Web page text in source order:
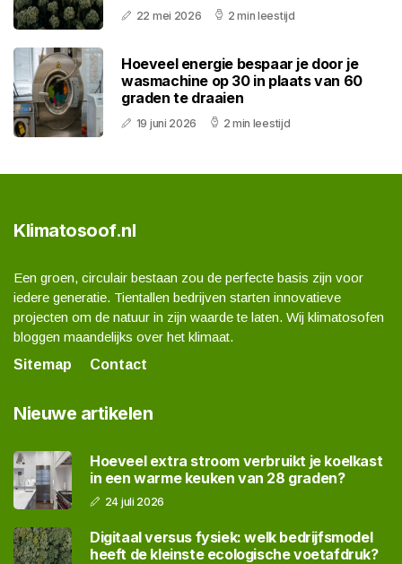
22 mei 2026 2 min leestijd
Hoeveel energie bespaar je door je
wasmachine op 30 in plaats van 60
graden te draaien
19 juni 2026 2 min leestijd
Klimatosoof.nl
Een groen, circulair bestaan zou de perfecte basis zijn voor
iedere generatie. Tientallen bedrijven starten innovatieve
projecten om de natuur in zijn waarde te laten. Wij klimatosofen
bloggen maandelijks over het klimaat.
Sitemap
Contact
Nieuwe artikelen
Hoeveel extra stroom verbruikt je koelkast
in een warme keuken van 28 graden?
24 juli 2026
Digitaal versus fysiek: welk bedrijfsmodel
heeft de kleinste ecologische voetafdruk?